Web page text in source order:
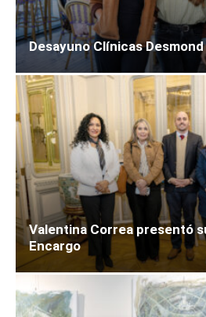
Desayuno Clínicas
Valentina Correa presentó
Encargo